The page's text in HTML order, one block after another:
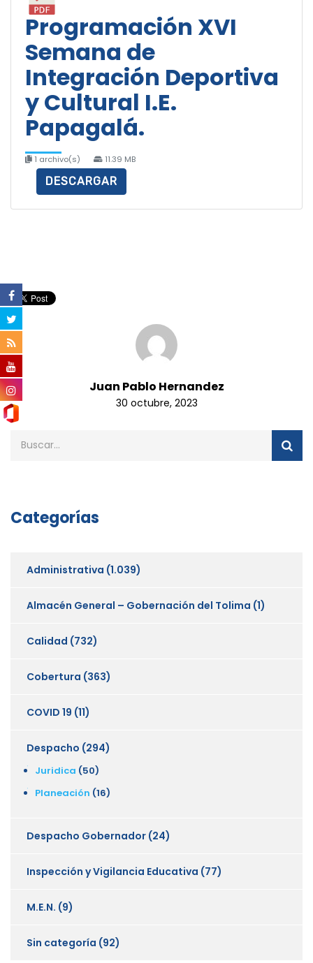
Programación XVI
Semana de
Integración Deportiva
y Cultural I.E.
Papagalá.
1 archivo(s) 11.39 MB
DESCARGAR
Juan Pablo Hernandez
30 octubre, 2023
Categorías
Administrativa (1.039)
Almacén General – Gobernación del Tolima (1)
Calidad (732)
Cobertura (363)
COVID 19 (11)
Despacho (294)
Juridica (50)
Planeación (16)
Despacho Gobernador (24)
Inspección y Vigilancia Educativa (77)
M.E.N. (9)
Sin categoría (92)